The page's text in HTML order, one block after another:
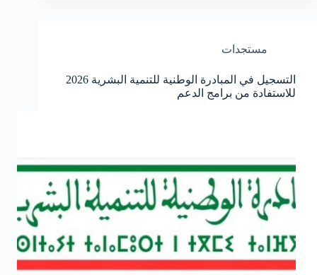
مستجدات
التسجيل في المبادرة الوطنية للتنمية البشرية 2026
للاستفادة من برامج الدعم